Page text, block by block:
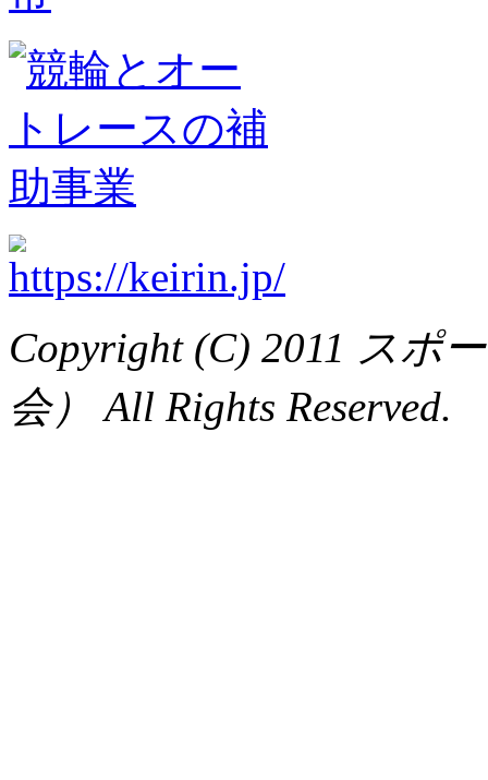
Copyright (C) 2011 スポ
会） All Rights Reserved.